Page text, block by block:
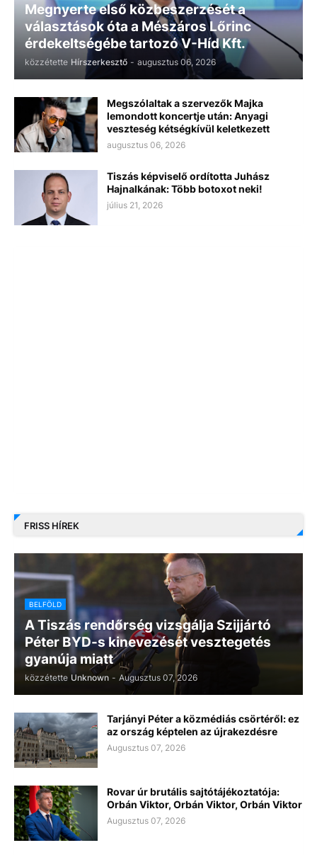
Megnyerte első közbeszerzését a
választások óta a Mészáros Lőrinc
érdekeltségébe tartozó V-Híd Kft.
közzétette Hírszerkesztő - augusztus 06, 2026
Megszólaltak a szervezők Majka
lemondott koncertje után: Anyagi
veszteség kétségkívül keletkezett
augusztus 06, 2026
Tiszás képviselő ordította Juhász
Hajnalkának: Több botoxot neki!
július 21, 2026
FRISS HÍREK
BELFÖLD
A Tiszás rendőrség vizsgálja Szijjártó
Péter BYD-s kinevezését vesztegetés
gyanúja miatt
közzétette Unknown - Augusztus 07, 2026
Tarjányi Péter a közmédiás csörtéről: ez
az ország képtelen az újrakezdésre
Augusztus 07, 2026
Rovar úr brutális sajtótájékoztatója:
Orbán Viktor, Orbán Viktor, Orbán Viktor
Augusztus 07, 2026